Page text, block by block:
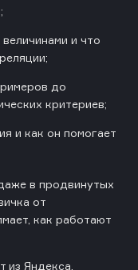
и что
до
критериев;
и как он помогает
в продвинутых
от
как работают
из Яндекса,